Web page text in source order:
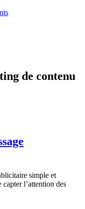
de contenu
simple et
l’attention des